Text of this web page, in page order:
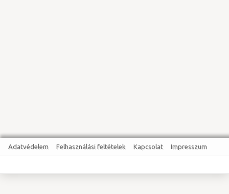
Adatvédelem Felhasználási feltételek Kapcsolat Impresszum